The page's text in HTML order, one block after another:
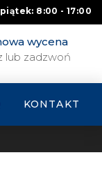
8:00 - 17:00
wycena
lub zadzwoń
KONTAKT